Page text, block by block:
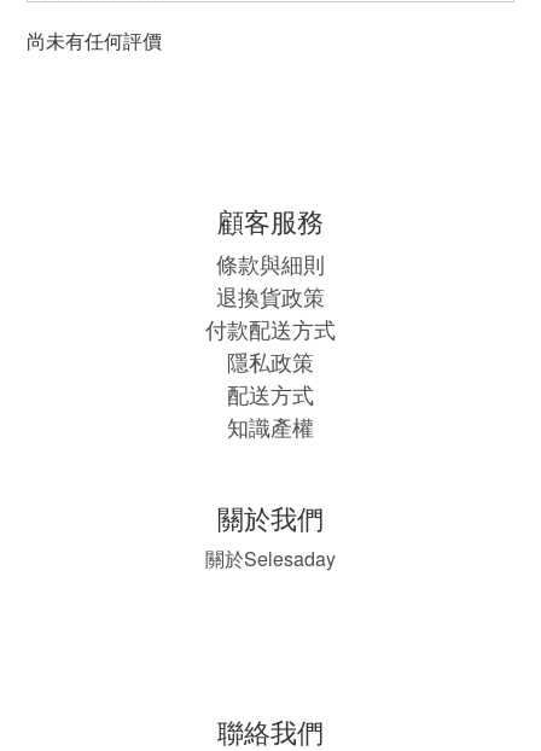
尚未有任何評價
顧客服務
條款與細則
退換貨政策
付款配送方式
隱私政策
配送方式
知識產權
關於我們
關於Selesaday
聯絡我們